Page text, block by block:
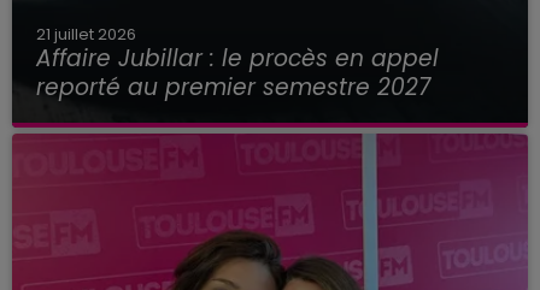
21 juillet 2026
Affaire Jubillar : le procès en appel
reporté au premier semestre 2027